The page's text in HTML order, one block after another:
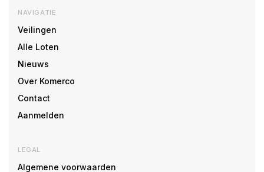
NAVIGATIE
Veilingen
Alle Loten
Nieuws
Over Komerco
Contact
Aanmelden
LEGAL
Algemene voorwaarden